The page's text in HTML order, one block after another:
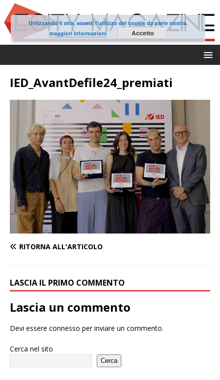
IED_AvantDefile24_premiati
RITORNA ALL'ARTICOLO
LASCIA IL PRIMO COMMENTO
Lascia un commento
Devi essere connesso per inviare un commento.
Cerca nel sito
Cerca
Utilizzando il sito, accetti l'utilizzo dei cookie da parte nostra.
maggiori informazioni
Accetto